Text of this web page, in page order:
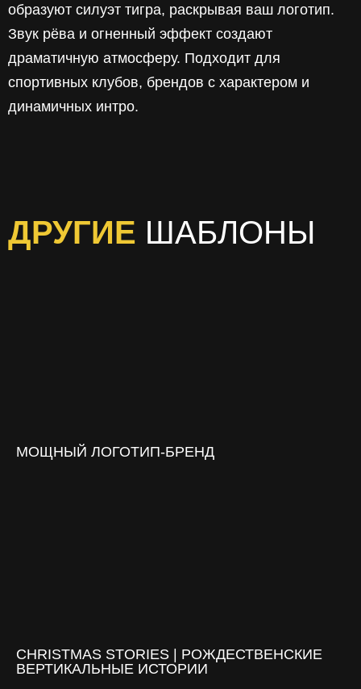
образуют силуэт тигра, раскрывая ваш логотип.
Звук рёва и огненный эффект создают
драматичную атмосферу. Подходит для
спортивных клубов, брендов с характером и
динамичных интро.
ДРУГИЕ ШАБЛОНЫ
МОЩНЫЙ ЛОГОТИП‑БРЕНД
CHRISTMAS STORIES | РОЖДЕСТВЕНСКИЕ
ВЕРТИКАЛЬНЫЕ ИСТОРИИ